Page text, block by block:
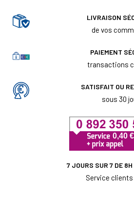
LIVRAISON
de vos
PAIEMENT
transactions
SATISFAIT OU
sous 30
7 JOURS SUR 7 DE
Service clients